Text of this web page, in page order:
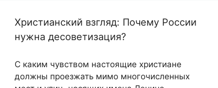
Христианский взгляд: Почему России
нужна десоветизация?
С каким чувством настоящие христиане
должны проезжать мимо многочисленных